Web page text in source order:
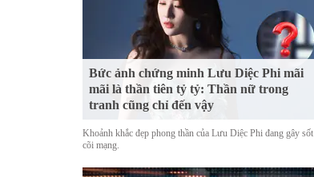
Bức ảnh chứng minh Lưu Diệc Phi mãi
mãi là thần tiên tỷ tỷ: Thần nữ trong
tranh cũng chỉ đến vậy
Khoảnh khắc đẹp phong thần của Lưu Diệc Phi đang gây sốt
cõi mạng.